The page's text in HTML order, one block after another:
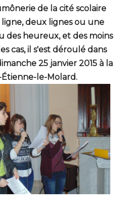
de la cité scolaire
deux lignes ou une
des heureux, et des moins
cas, il s'est déroulé dans
25 janvier 2015 à la
Étienne-le-Molard.